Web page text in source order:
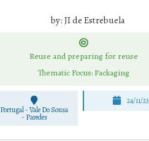
by: JI de Estrebuela
Reuse and preparing for reuse
Thematic Focus: Packaging
Portugal - Vale Do Sousa
- Paredes
24/11/23